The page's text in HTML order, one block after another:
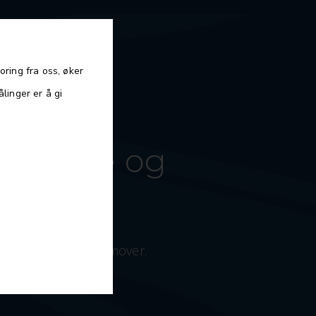
fra oss, øker
er å gi
helse og
framover.